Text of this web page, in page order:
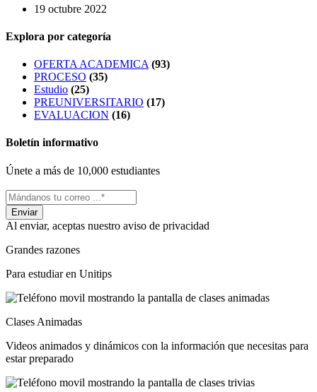
19 octubre 2022
Explora por categoría
OFERTA ACADEMICA (93)
PROCESO (35)
Estudio (25)
PREUNIVERSITARIO (17)
EVALUACION (16)
Boletín informativo
Únete a más de 10,000 estudiantes
Al enviar, aceptas nuestro aviso de privacidad
Grandes razones
Para estudiar en Unitips
Clases Animadas
Videos animados y dinámicos con la información que necesitas para
estar preparado